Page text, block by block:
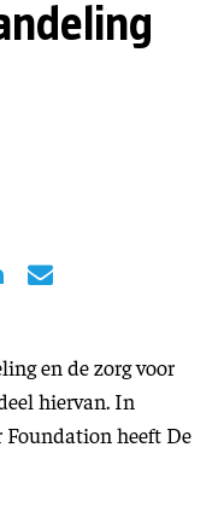
en de zorg voor
hiervan. In
Foundation heeft De